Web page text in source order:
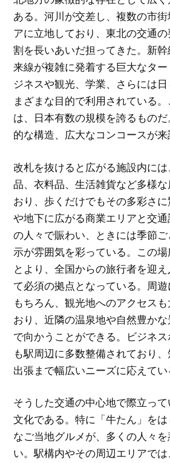
ある。河川が交差し、複数の市
アに立地しており、東北の交通
割を長いあいだ担ってきた。新
来線が複雑に発着する巨大なタ
ジネスや観光、学業、さらには
まざまな目的で利用されている
は、日本有数の規模を誇るもの
的な構造、広大なコンコースが来
改札を抜けると広がる施設内に
品、衣料品、生活雑貨など多様
おり、歩くだけでもその多彩さ
や地下に広がる商業エリアと交通
の人々で賑わい、ときには季節
示が雰囲気を彩っている。この
とより、全国からの旅行者を迎
て必須の拠点となっている。周
もちろん、観光地へのアクセス
おり、近隣の温泉地や自然豊か
で向かうことができる。ビジネ
も駅周辺に多数整備されており
出張まで幅広いニーズに応えてい
そうした交通の中心地で際立っ
文化である。特に「牛たん」を
なご当地グルメが、多くの人々
い。駅構内やその周辺エリアで